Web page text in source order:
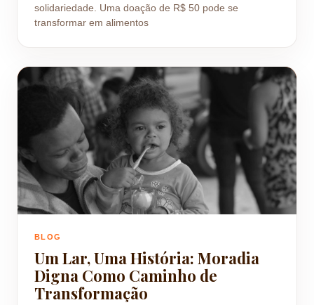
solidariedade. Uma doação de R$ 50 pode se
transformar em alimentos
BLOG
Um Lar, Uma História: Moradia
Digna Como Caminho de
Transformação